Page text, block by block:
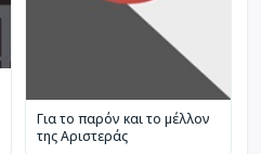
Για το παρόν και το μέλλον
της Αριστεράς